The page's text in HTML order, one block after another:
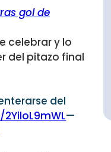
gol de
celebrar y lo
del pitazo final
del
—